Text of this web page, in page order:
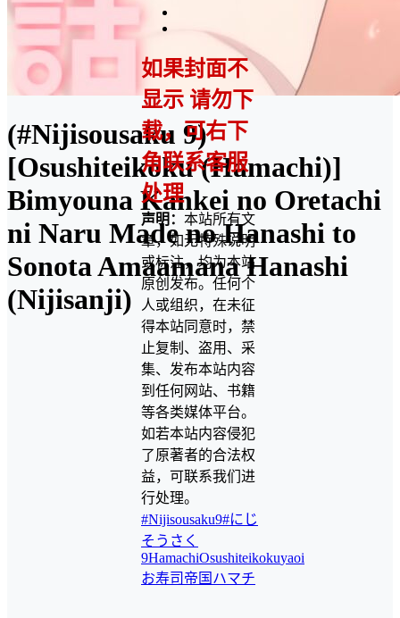
(#Nijisousaku 9)
[Osushiteikoku (Hamachi)]
Bimyouna Kankei no Oretachi
ni Naru Made no Hanashi to
Sonota Amaamana Hanashi
(Nijisanji)
如果封面不
显示 请勿下
载，可右下
角联系客服
处理
声明： 本站所有文
章，如无特殊说明
或标注，均为本站
原创发布。任何个
人或组织，在未征
得本站同意时，禁
止复制、盗用、采
集、发布本站内容
到任何网站、书籍
等各类媒体平台。
如若本站内容侵犯
了原著者的合法权
益，可联系我们进
行处理。
#Nijisousaku9#にじ
そうさく
9HamachiOsushiteikokuyaoi
お寿司帝国 ハマチ